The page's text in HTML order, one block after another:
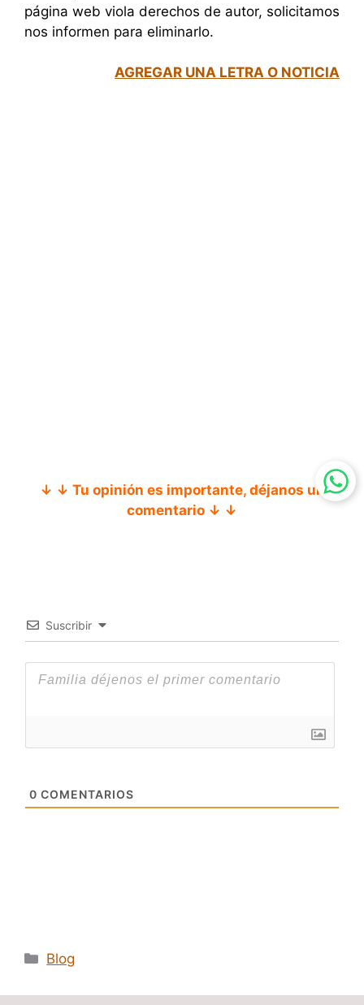
página web viola derechos de autor, solicitamos
nos informen para eliminarlo.
AGREGAR UNA LETRA O NOTICIA
↓ ↓ Tu opinión es importante, déjanos un
comentario ↓ ↓
Suscribir
0 COMENTARIOS
Categorías
Blog